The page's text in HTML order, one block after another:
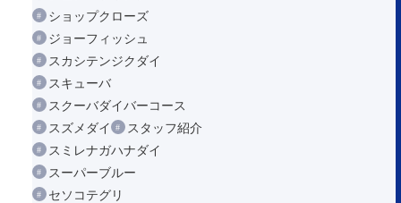
ショップクローズ
ジョーフィッシュ
スカシテンジクダイ
スキューバ
スクーバダイバーコース
スズメダイ
スタッフ紹介
スミレナガハナダイ
スーパーブルー
セソコテグリ